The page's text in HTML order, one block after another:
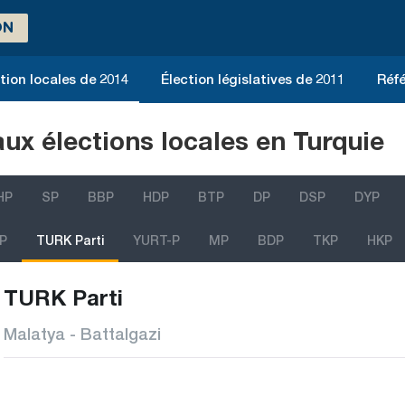
locales de 2014 Élection législatives de 2011
élections locales en Turquie
SP BBP HDP BTP DP DSP DYP
TURK Parti YURT-P MP BDP TKP HKP
TURK Parti
Malatya - Battalgazi